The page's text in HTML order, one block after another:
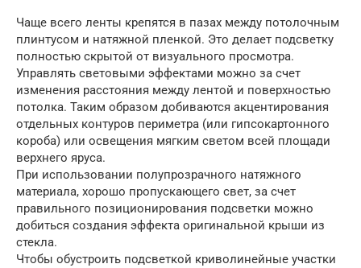
Чаще всего ленты крепятся в пазах между потолочным
плинтусом и натяжной пленкой. Это делает подсветку
полностью скрытой от визуального просмотра.
Управлять световыми эффектами можно за счет
изменения расстояния между лентой и поверхностью
потолка. Таким образом добиваются акцентирования
отдельных контуров периметра (или гипсокартонного
короба) или освещения мягким светом всей площади
верхнего яруса.
При использовании полупрозрачного натяжного
материала, хорошо пропускающего свет, за счет
правильного позиционирования подсветки можно
добиться создания эффекта оригинальной крыши из
стекла.
Чтобы обустроить подсветкой криволинейные участки